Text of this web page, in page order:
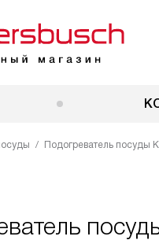
Подогреватель посуды